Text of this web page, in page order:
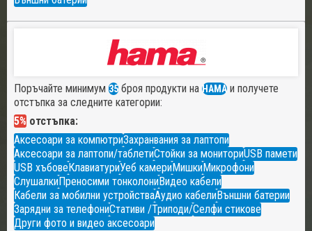
Поръчайте минимум 35 броя продукти на HAMA и получете
отстъпка за следните категории:
5% отстъпка:
Аксесоари за компютриЗахранвания за лаптопи
Аксесоари за лаптопи/таблетиСтойки за мониториUSB памети
USB хъбовеКлавиатуриУеб камериМишкиМикрофони
СлушалкиПреносими тонколониВидео кабели
Кабели за мобилни устройстваАудио кабелиВъншни батерии
Зарядни за телефониСтативи /Триподи/Селфи стикове
Други фото и видео аксесоари